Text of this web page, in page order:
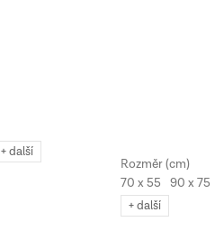
+ další
70 x 55 90 x 75
+ další